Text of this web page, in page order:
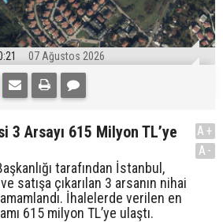
07 Ağustos 2026
3 Arsayı 615 Milyon TL’ye
tarafından İstanbul,
satışa çıkarılan 3 arsanın nihai
İhalelerde verilen en
615 milyon TL’ye ulaştı.
A+
A-